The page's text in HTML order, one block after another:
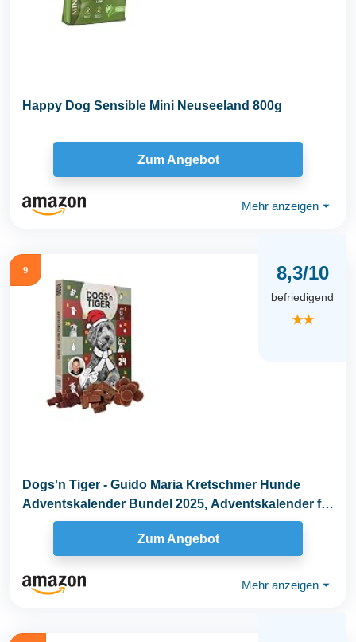
Happy Dog Sensible Mini Neuseeland 800g
Zum Angebot
Mehr anzeigen ⏷
9 8,3/10
befriedigend
★★
Dogs'n Tiger - Guido Maria Kretschmer Hunde
Adventskalender Bundel 2025, Adventskalender für
Hunde...
Zum Angebot
Mehr anzeigen ⏷